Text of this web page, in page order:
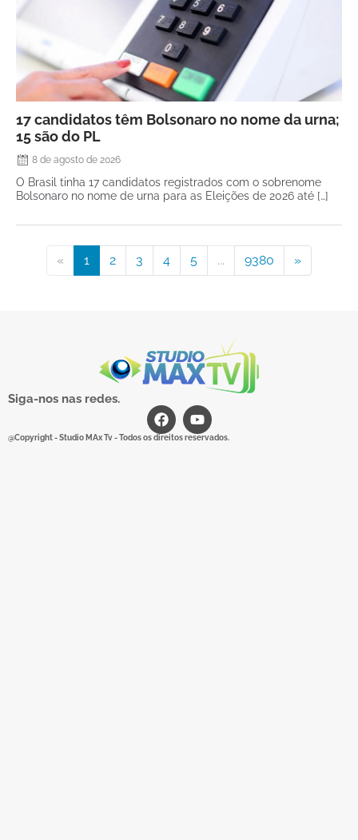
17 candidatos têm Bolsonaro no nome da urna;
15 são do PL
8 de agosto de 2026
O Brasil tinha 17 candidatos registrados com o sobrenome
Bolsonaro no nome de urna para as Eleições de 2026 até […]
« 1 2 3 4 5 ... 9380 »
Siga-nos nas redes.
@Copyright - Studio MAx Tv - Todos os direitos reservados.